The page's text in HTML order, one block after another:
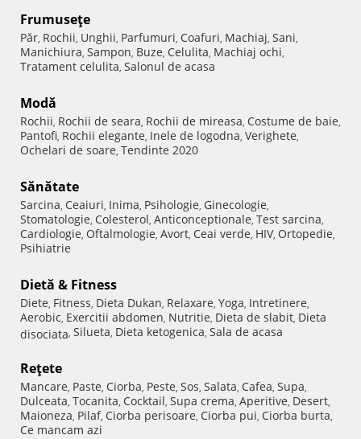
Frumuseţe
Păr, Rochii, Unghii, Parfumuri, Coafuri, Machiaj, Sani,
Manichiura, Sampon, Buze, Celulita, Machiaj ochi,
Tratament celulita, Salonul de acasa
Modă
Rochii, Rochii de seara, Rochii de mireasa, Costume de baie,
Pantofi, Rochii elegante, Inele de logodna, Verighete,
Ochelari de soare, Tendinte 2020
Sănătate
Sarcina, Ceaiuri, Inima, Psihologie, Ginecologie,
Stomatologie, Colesterol, Anticonceptionale, Test sarcina,
Cardiologie, Oftalmologie, Avort, Ceai verde, HIV, Ortopedie,
Psihiatrie
Dietă & Fitness
Diete, Fitness, Dieta Dukan, Relaxare, Yoga, Intretinere,
Aerobic, Exercitii abdomen, Nutritie, Dieta de slabit, Dieta
disociata, Silueta, Dieta ketogenica, Sala de acasa
Reţete
Mancare, Paste, Ciorba, Peste, Sos, Salata, Cafea, Supa,
Dulceata, Tocanita, Cocktail, Supa crema, Aperitive, Desert,
Maioneza, Pilaf, Ciorba perisoare, Ciorba pui, Ciorba burta,
Ce mancam azi